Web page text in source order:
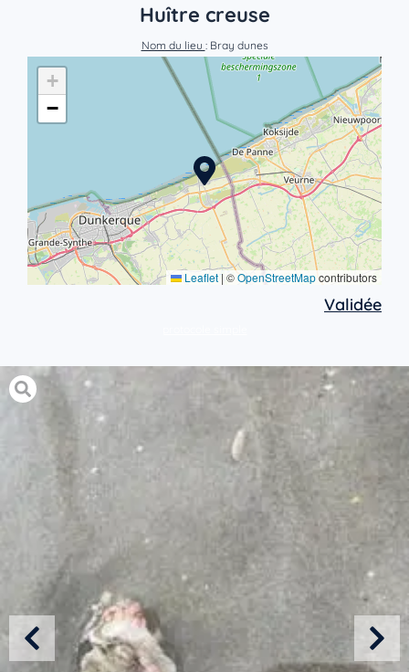
Huître creuse
Nom du lieu : Bray dunes
+
−
Leaflet| ©OpenStreetMapcontributors
Validée